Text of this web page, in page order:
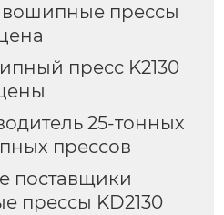
прессы
пресс K2130
25-тонных
прессов
поставщики
прессы KD2130